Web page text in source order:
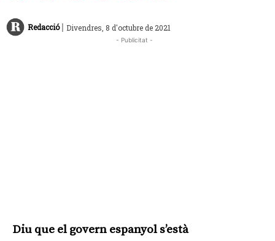
Redacció | Divendres, 8 d'octubre de 2021
- Publicitat -
Diu que el govern espanyol s’està